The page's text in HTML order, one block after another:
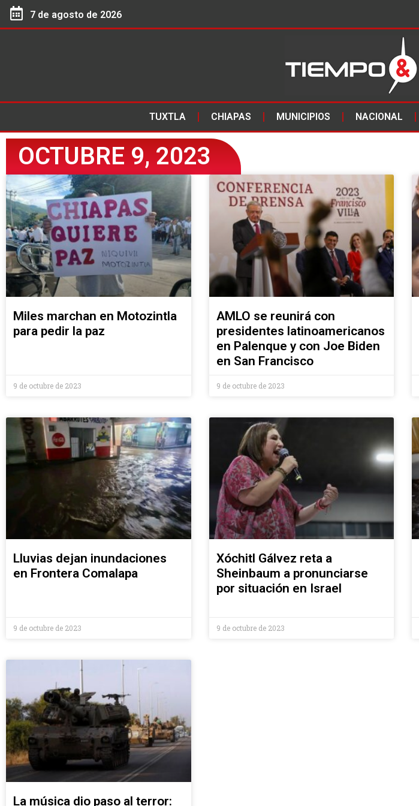
7 de agosto de 2026
TUXTLA CHIAPAS MUNICIPIOS NACIONAL
OCTUBRE 9, 2023
Miles marchan en Motozintla
para pedir la paz
9 de octubre de 2023
AMLO se reunirá con
presidentes latinoamericanos
en Palenque y con Joe Biden
en San Francisco
9 de octubre de 2023
Lluvias dejan inundaciones
en Frontera Comalapa
9 de octubre de 2023
Xóchitl Gálvez reta a
Sheinbaum a pronunciarse
por situación en Israel
9 de octubre de 2023
La música dio paso al terror: